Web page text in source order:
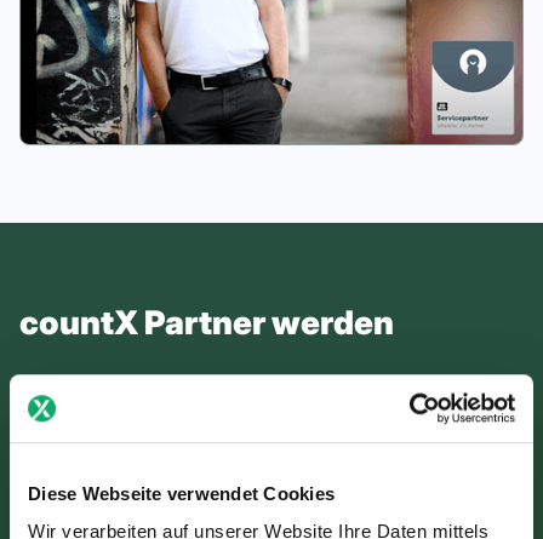
Diese Webseite verwendet Cookies
Wir verarbeiten auf unserer Website Ihre Daten mittels
countX Partner werden